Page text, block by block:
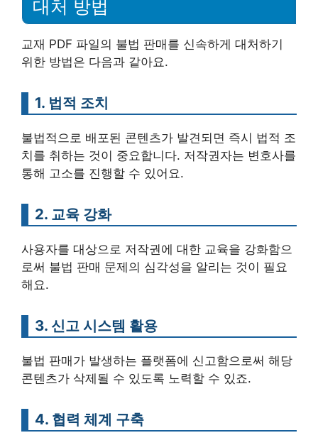
대처 방법
교재 PDF 파일의 불법 판매를 신속하게 대처하기
위한 방법은 다음과 같아요.
1. 법적 조치
불법적으로 배포된 콘텐츠가 발견되면 즉시 법적 조
치를 취하는 것이 중요합니다. 저작권자는 변호사를
통해 고소를 진행할 수 있어요.
2. 교육 강화
사용자를 대상으로 저작권에 대한 교육을 강화함으
로써 불법 판매 문제의 심각성을 알리는 것이 필요
해요.
3. 신고 시스템 활용
불법 판매가 발생하는 플랫폼에 신고함으로써 해당
콘텐츠가 삭제될 수 있도록 노력할 수 있죠.
4. 협력 체계 구축